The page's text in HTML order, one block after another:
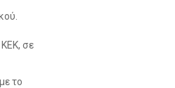
σε
το